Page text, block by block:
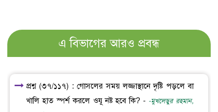
এ বিভাগের আরও প্রবন্ধ
প্রশ্ন (৩৭/১১৭) : গোসলের সময় লজ্জাস্থানে দৃষ্টি পড়লে বা
খালি হাত স্পর্শ করলে ওযূ নষ্ট হবে কি? - -মুখলেছুর রহমান,